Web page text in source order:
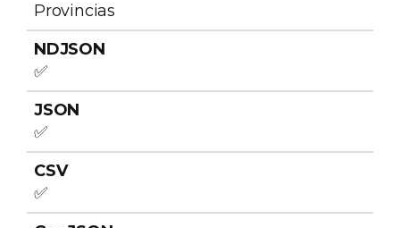
Provincias
✅
✅
✅